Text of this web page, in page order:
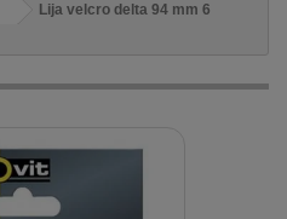
Lija velcro delta 94 mm 6